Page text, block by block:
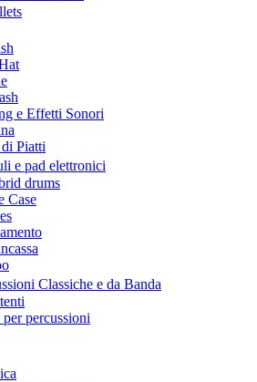
e Effetti Sonori
di Piatti
e pad elettronici
drums
Case
Classiche e da Banda
percussioni